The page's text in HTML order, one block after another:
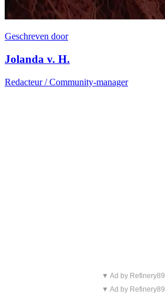
Geschreven door
Jolanda v. H.
Redacteur / Community-manager
▼ Ad by Refinery89
▼ Ad by Refinery89